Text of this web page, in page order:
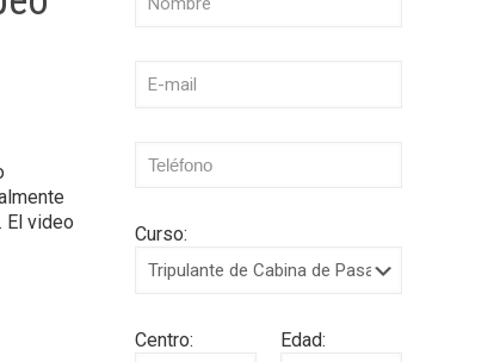
El video
Curso:
Centro: Edad: